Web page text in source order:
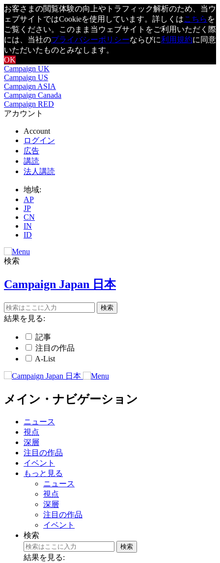
お客さまの閲覧体験の向上やトラフィック解析のため、当ウ
ェブサイトではCookieを使用しています。詳しくはこちら を
ご覧ください。このまま当ウェブサイトをご利用いただく際
には、当社のプライバシーポリシーならびに利用規約に同意
いただいたものとみなします。
OK
Campaign UK
Campaign US
Campaign ASIA
Campaign Canada
Campaign RED
アカウント
Account
ログイン
広告
講読
法人講読
地域:
AP
JP
CN
IN
ID
検索
Campaign Japan 日本
結果を見る:
記事
注目の作品
A-List
メイン・ナビゲーション
ニュース
視点
深層
注目の作品
イベント
もっと見る
ニュース
視点
深層
注目の作品
イベント
検索
結果を見る: